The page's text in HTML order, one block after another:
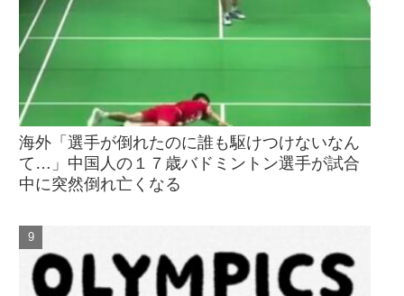
海外「選手が倒れたのに誰も駆けつけないなん
て…」中国人の１７歳バドミントン選手が試合
中に突然倒れ亡くなる